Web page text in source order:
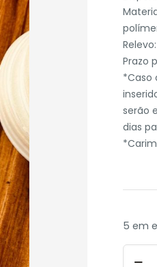
Prazo
*Caso
serão
dias
5 em